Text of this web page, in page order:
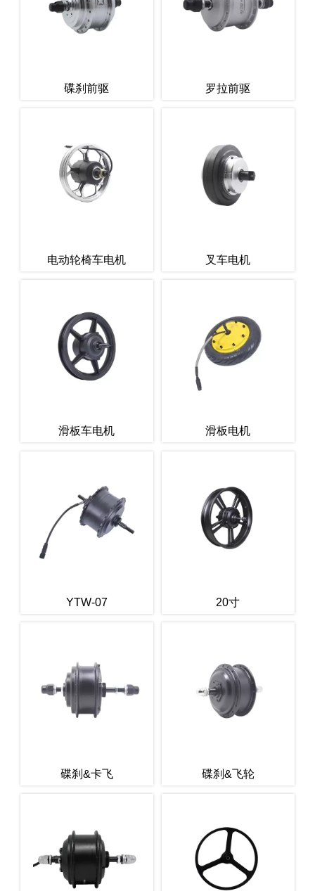
碟刹前驱 罗拉前驱
电动轮椅车电机 叉车电机
滑板车电机 滑板电机
YTW-07 20寸
碟刹&卡飞 碟刹&飞轮